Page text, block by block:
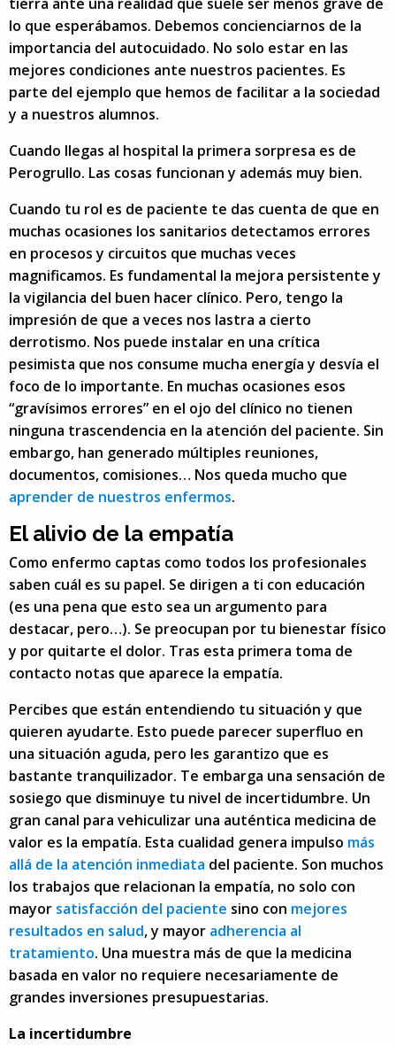
lo que esperábamos. Debemos concienciarnos de la
importancia del autocuidado. No solo estar en las
mejores condiciones ante nuestros pacientes. Es
parte del ejemplo que hemos de facilitar a la sociedad
y a nuestros alumnos.
Cuando llegas al hospital la primera sorpresa es de
Perogrullo. Las cosas funcionan y además muy bien.
Cuando tu rol es de paciente te das cuenta de que en
muchas ocasiones los sanitarios detectamos errores
en procesos y circuitos que muchas veces
magnificamos. Es fundamental la mejora persistente y
la vigilancia del buen hacer clínico. Pero, tengo la
impresión de que a veces nos lastra a cierto
derrotismo. Nos puede instalar en una crítica
pesimista que nos consume mucha energía y desvía el
foco de lo importante. En muchas ocasiones esos
“gravísimos errores” en el ojo del clínico no tienen
ninguna trascendencia en la atención del paciente. Sin
embargo, han generado múltiples reuniones,
documentos, comisiones… Nos queda mucho que
aprender de nuestros enfermos.
El alivio de la empatía
Como enfermo captas como todos los profesionales
saben cuál es su papel. Se dirigen a ti con educación
(es una pena que esto sea un argumento para
destacar, pero…). Se preocupan por tu bienestar físico
y por quitarte el dolor. Tras esta primera toma de
contacto notas que aparece la empatía.
Percibes que están entendiendo tu situación y que
quieren ayudarte. Esto puede parecer superfluo en
una situación aguda, pero les garantizo que es
bastante tranquilizador. Te embarga una sensación de
sosiego que disminuye tu nivel de incertidumbre. Un
gran canal para vehiculizar una auténtica medicina de
valor es la empatía. Esta cualidad genera impulso más
allá de la atención inmediata del paciente. Son muchos
los trabajos que relacionan la empatía, no solo con
mayor satisfacción del paciente sino con mejores
resultados en salud, y mayor adherencia al
tratamiento. Una muestra más de que la medicina
basada en valor no requiere necesariamente de
grandes inversiones presupuestarias.
La incertidumbre